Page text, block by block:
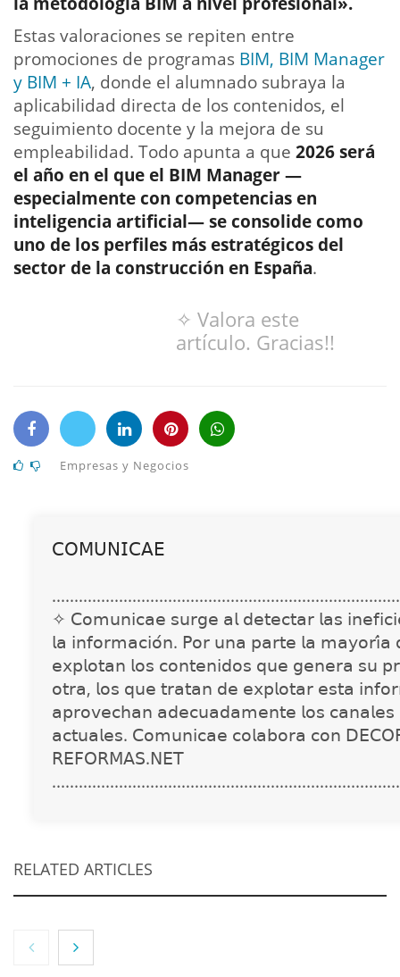
Estas valoraciones se repiten entre
promociones de programas BIM, BIM Manager
y BIM + IA, donde el alumnado subraya la
aplicabilidad directa de los contenidos, el
seguimiento docente y la mejora de su
empleabilidad. Todo apunta a que 2026 será
el año en el que el BIM Manager —
especialmente con competencias en
inteligencia artificial— se consolide como
uno de los perfiles más estratégicos del
sector de la construcción en España.
✧ Valora este
artículo. Gracias!!
Empresas y Negocios
𝖢𝖮𝖬𝖴𝖭𝖨𝖢𝖠𝖤
✧ 𝖢𝗈𝗆𝗎𝗇𝗂𝖼𝖺𝖾 𝗌𝗎𝗋𝗀𝖾 𝖺𝗅 𝖽𝖾𝗍𝖾𝖼𝗍𝖺𝗋 𝗅𝖺𝗌
𝗅𝖺 𝗂𝗇𝖿𝗈𝗋𝗆𝖺𝖼𝗂𝗈́𝗇. 𝖯𝗈𝗋 𝗎𝗇𝖺 𝗉𝖺𝗋𝗍𝖾 𝗅𝖺
𝖾𝗑𝗉𝗅𝗈𝗍𝖺𝗇 𝗅𝗈𝗌 𝖼𝗈𝗇𝗍𝖾𝗇𝗂𝖽𝗈𝗌 𝗊𝗎𝖾 𝗀𝖾𝗇𝖾𝗋𝖺 𝗌𝗎
𝗈𝗍𝗋𝖺, 𝗅𝗈𝗌 𝗊𝗎𝖾 𝗍𝗋𝖺𝗍𝖺𝗇 𝖽𝖾 𝖾𝗑𝗉𝗅𝗈𝗍𝖺𝗋 𝖾𝗌𝗍𝖺
𝖺𝗉𝗋𝗈𝗏𝖾𝖼𝗁𝖺𝗇 𝖺𝖽𝖾𝖼𝗎𝖺𝖽𝖺𝗆𝖾𝗇𝗍𝖾 𝗅𝗈𝗌
𝖺𝖼𝗍𝗎𝖺𝗅𝖾𝗌. 𝖢𝗈𝗆𝗎𝗇𝗂𝖼𝖺𝖾 𝖼𝗈𝗅𝖺𝖻𝗈𝗋𝖺 𝖼𝗈𝗇
𝖱𝖤𝖥𝖮𝖱𝖬𝖠𝖲.𝖭𝖤𝖳
RELATED ARTICLES
NOVA: innovación y diseño que transforman
espacios de la mano de Tormo Franquicias